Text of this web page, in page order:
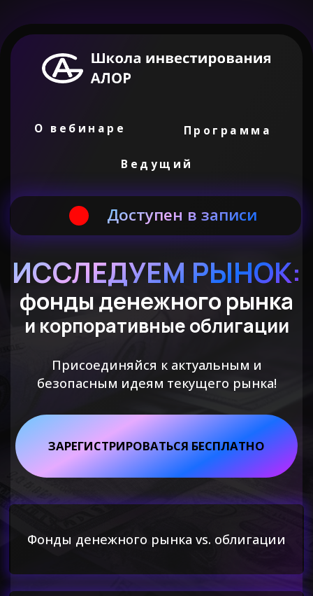
Расчет доходности инвестиций
Фонды денежного рынка vs. облигации
Присоединяйся к актуальным и
безопасным идеям текущего рынка!
ИССЛЕДУЕМ РЫНОК:
и корпоративные облигации
фонды денежного рынка